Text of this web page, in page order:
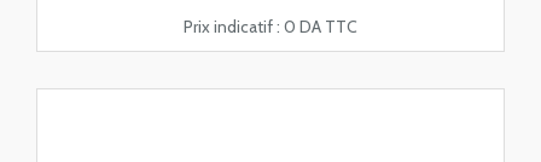
Prix indicatif : 0 DA TTC